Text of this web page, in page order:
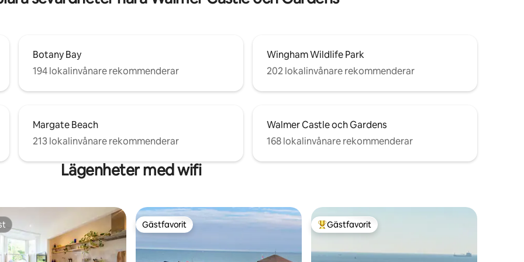
Botany Bay
194 lokalinvånare rekommenderar
Wingham Wildlife Park
202 lokalinvånare rekommenderar
Margate Beach
213 lokalinvånare rekommenderar
Walmer Castle och Gardens
168 lokalinvånare rekommenderar
Lägenheter med wifi
Gästfavorit
Gästfavorit Populär gästfavorit
Gästfavorit